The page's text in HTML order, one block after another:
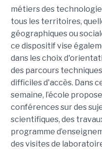
métiers des
tous les territoires,
géographiques ou
ce dispositif vise
dans les choix
des parcours
difficiles d'accès. Dans
semaine, l’école
conférences sur des
scientifiques, des
programme
des visites de